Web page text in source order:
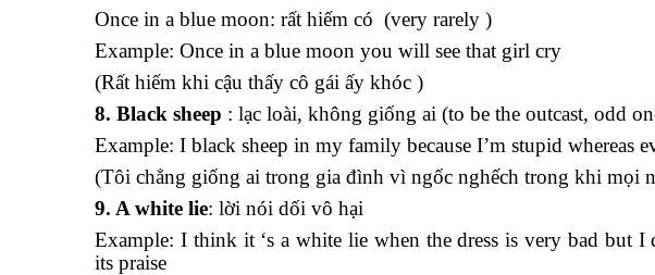
Once in a blue moon: rất hiếm có (very rarely )
Example: Once in a blue moon you will see that girl cry
(Rất hiếm khi cậu thấy cô gái ấy khóc )
8. Black sheep : lạc loài, không giống ai (to be the outcast, odd
Example: I black sheep in my family because I’m stupid whereas
(Tôi chẳng giống ai trong gia đình vì ngốc nghếch trong khi mọi
9. A white lie: lời nói dối vô hại
Example: I think it ‘s a white lie when the dress is very bad but
its praise